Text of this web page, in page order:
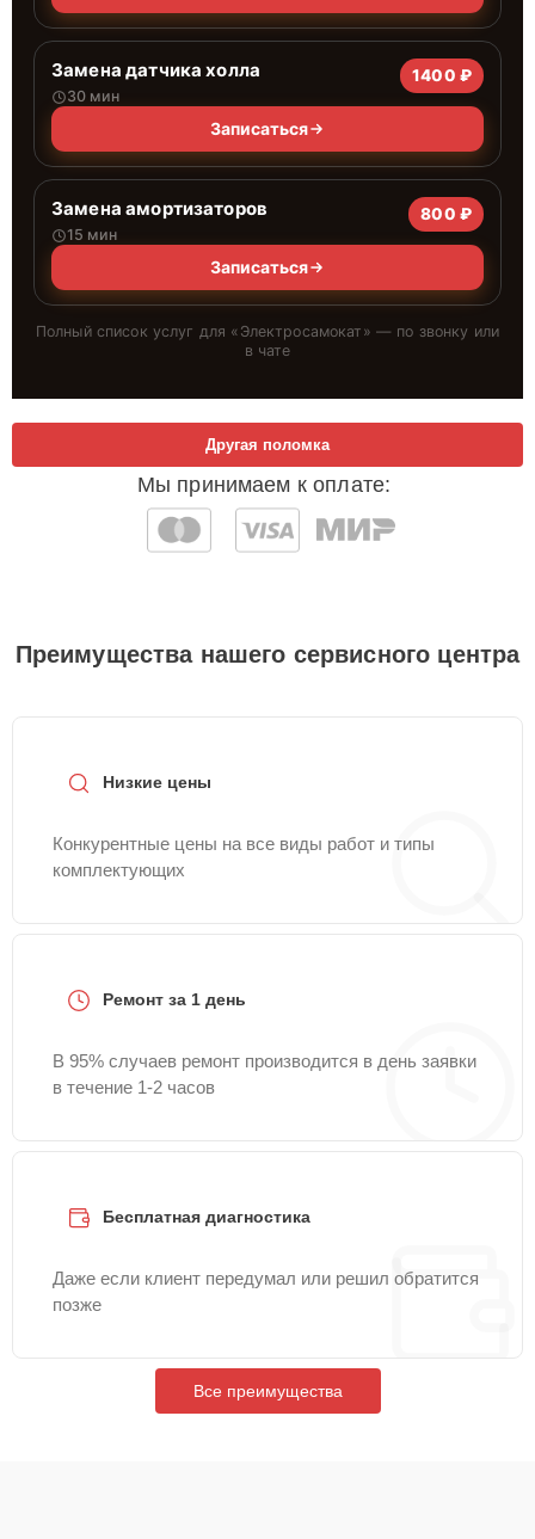
Замена датчика холла
30 мин
1400 ₽
Записаться
Замена амортизаторов
15 мин
800 ₽
Записаться
Полный список услуг для « Электросамокат » — по звонку или
в чате
Мы принимаем к оплате:
Другая поломка
Преимущества нашего сервисного центра
Низкие цены
Конкурентные цены на все виды работ и типы
комплектующих
Ремонт за 1 день
В 95% случаев ремонт производится в день заявки
в течение 1-2 часов
Бесплатная диагностика
Даже если клиент передумал или решил обратится
позже
Все преимущества